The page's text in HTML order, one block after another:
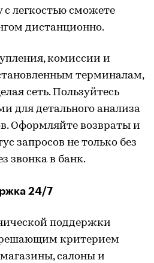
с легкостью сможете
дистанционно.
комиссии и
терминалам,
сеть. Пользуйтесь
для детального анализа
Оформляйте возвраты и
запросов не только без
звонка в банк.
24/7
поддержки
решающим критерием
салоны и